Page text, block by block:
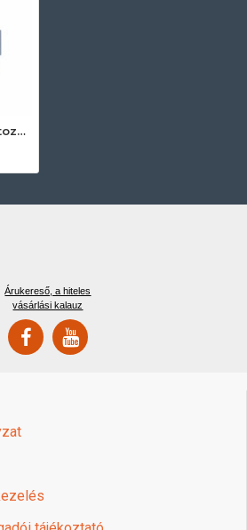
Miele FG40 Ipari tartozékok
Árukereső, a hiteles
vásárlási kalauz